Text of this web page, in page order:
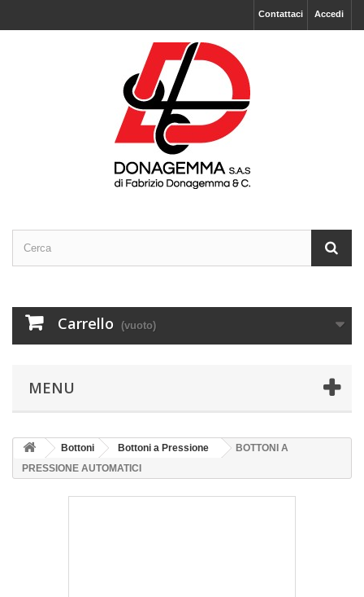
Accedi
Contattaci
Carrello (vuoto)
MENU
Bottoni Bottoni a Pressione
BOTTONI A
PRESSIONE AUTOMATICI